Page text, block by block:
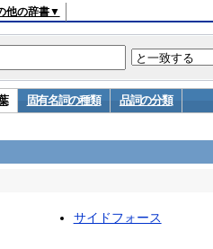
他の辞書▼
固有名詞の種類
品詞の分類
サイドフォース